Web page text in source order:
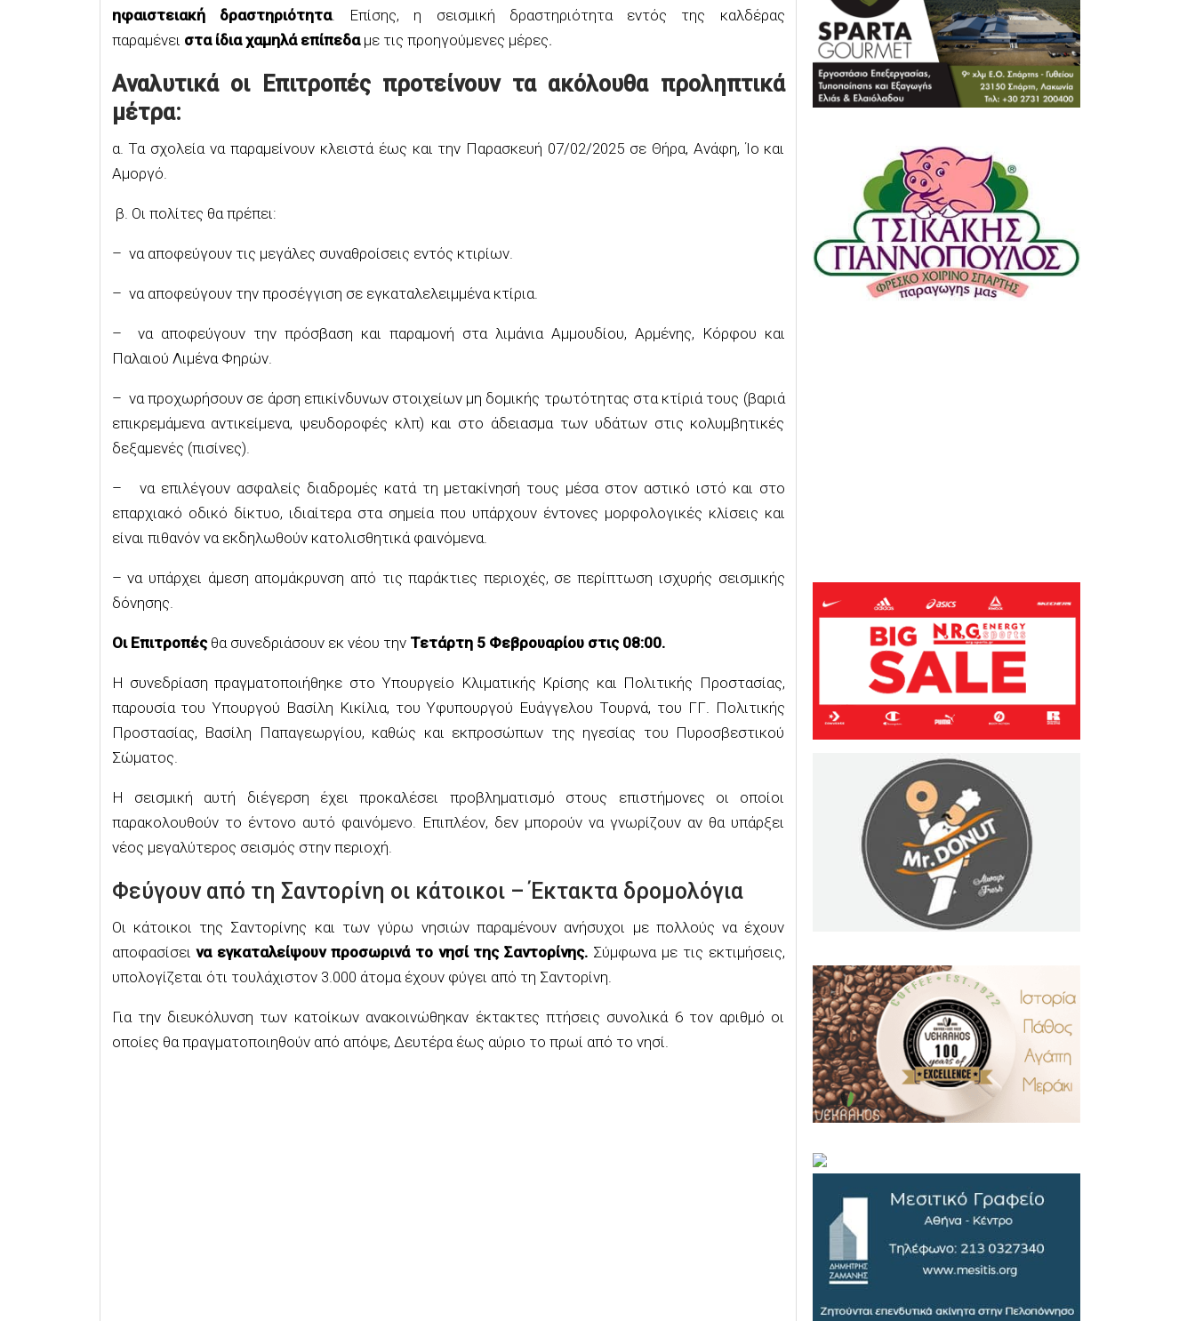
ηφαιστειακή δραστηριότητα. Επίσης, η σεισμική δραστηριότητα εντός της καλδέρας
παραμένει στα ίδια χαμηλά επίπεδα με τις προηγούμενες μέρες.
Αναλυτικά οι Επιτροπές προτείνουν τα ακόλουθα προληπτικά
μέτρα:
α. Τα σχολεία να παραμείνουν κλειστά έως και την Παρασκευή 07/02/2025 σε Θήρα, Ανάφη, Ίο και
Αμοργό.
β. Οι πολίτες θα πρέπει:
– να αποφεύγουν τις μεγάλες συναθροίσεις εντός κτιρίων.
– να αποφεύγουν την προσέγγιση σε εγκαταλελειμμένα κτίρια.
– να αποφεύγουν την πρόσβαση και παραμονή στα λιμάνια Αμμουδίου, Αρμένης, Κόρφου και
Παλαιού Λιμένα Φηρών.
– να προχωρήσουν σε άρση επικίνδυνων στοιχείων μη δομικής τρωτότητας στα κτίριά τους (βαριά
επικρεμάμενα αντικείμενα, ψευδοροφές κλπ) και στο άδειασμα των υδάτων στις κολυμβητικές
δεξαμενές (πισίνες).
– να επιλέγουν ασφαλείς διαδρομές κατά τη μετακίνησή τους μέσα στον αστικό ιστό και στο
επαρχιακό οδικό δίκτυο, ιδιαίτερα στα σημεία που υπάρχουν έντονες μορφολογικές κλίσεις και
είναι πιθανόν να εκδηλωθούν κατολισθητικά φαινόμενα.
– να υπάρχει άμεση απομάκρυνση από τις παράκτιες περιοχές, σε περίπτωση ισχυρής σεισμικής
δόνησης.
Οι Επιτροπές θα συνεδριάσουν εκ νέου την Τετάρτη 5 Φεβρουαρίου στις 08:00.
Η συνεδρίαση πραγματοποιήθηκε στο Υπουργείο Κλιματικής Κρίσης και Πολιτικής Προστασίας,
παρουσία του Υπουργού Βασίλη Κικίλια, του Υφυπουργού Ευάγγελου Τουρνά, του ΓΓ. Πολιτικής
Προστασίας, Βασίλη Παπαγεωργίου, καθώς και εκπροσώπων της ηγεσίας του Πυροσβεστικού
Σώματος.
Η σεισμική αυτή διέγερση έχει προκαλέσει προβληματισμό στους επιστήμονες οι οποίοι
παρακολουθούν το έντονο αυτό φαινόμενο. Επιπλέον, δεν μπορούν να γνωρίζουν αν θα υπάρξει
νέος μεγαλύτερος σεισμός στην περιοχή.
Φεύγουν από τη Σαντορίνη οι κάτοικοι – Έκτακτα δρομολόγια
Οι κάτοικοι της Σαντορίνης και των γύρω νησιών παραμένουν ανήσυχοι με πολλούς να έχουν
αποφασίσει να εγκαταλείψουν προσωρινά το νησί της Σαντορίνης. Σύμφωνα με τις εκτιμήσεις,
υπολογίζεται ότι τουλάχιστον 3.000 άτομα έχουν φύγει από τη Σαντορίνη.
Για την διευκόλυνση των κατοίκων ανακοινώθηκαν έκτακτες πτήσεις συνολικά 6 τον αριθμό οι
οποίες θα πραγματοποιηθούν από απόψε, Δευτέρα έως αύριο το πρωί από το νησί.